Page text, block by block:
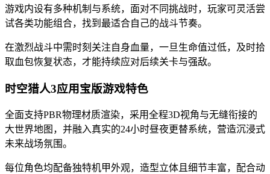
游戏内设有多种机制与系统，面对不同挑战时，玩家可灵活尝
试各类功能组合，找到最适合自己的战斗节奏。
在激烈战斗中需时刻关注自身血量，一旦生命值过低，及时拾
取血包恢复状态，才能持续应对后续关卡与强敌。
时空猎人3应用宝版游戏特色
全面支持PBR物理材质渲染，采用全程3D视角与无缝衔接的
大世界地图，并融入真实的24小时昼夜更替系统，营造沉浸式
未来战场氛围。
每位角色均配备独特机甲外观，造型立体且细节丰富，配合动